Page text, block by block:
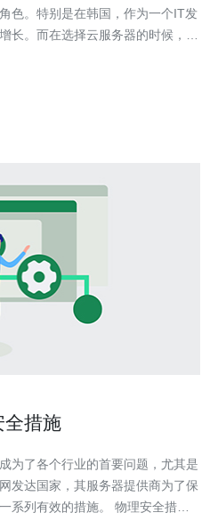
色。特别是在韩国，作为一个IT发
长。而在选择云服务器的时候，为
网络路由，提高数据传输的速度和
全措施
为了各个行业的首要问题，尤其是
发达国家，其服务器提供商为了保
系列有效的措施。 物理安全措施